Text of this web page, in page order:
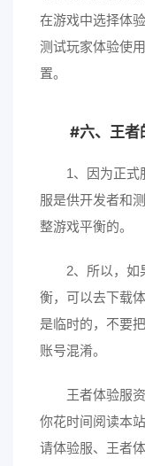
在游戏中选择体
测试玩家体验使
置。
六、王者
1、因为正式
服是供开发者和
整游戏平衡的。
2、所以，如
衡，可以去下载
是临时的，不要
账号混淆。
王者体验服
你花时间阅读本
请体验服、王者